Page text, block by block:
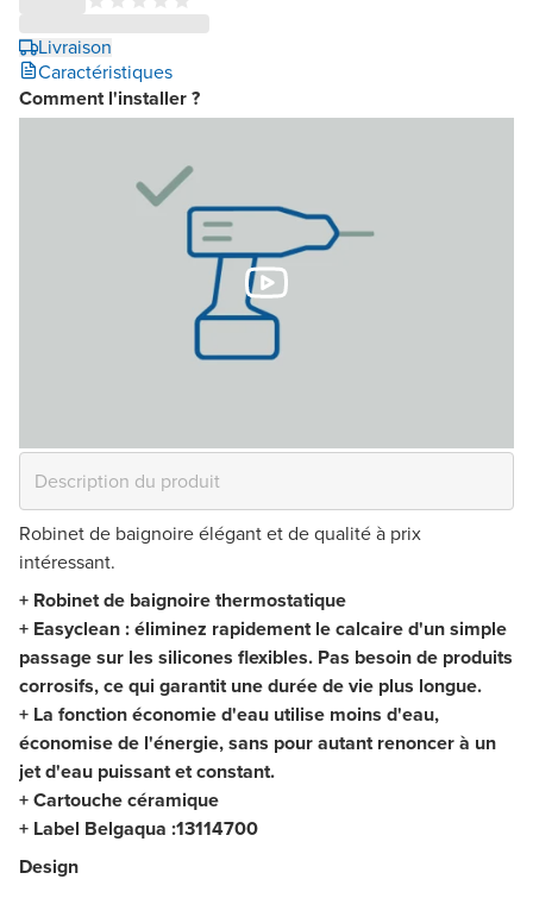
Livraison
Caractéristiques
Comment l'installer ?
Robinet de baignoire élégant et de qualité à prix
intéressant.
+ Robinet de baignoire thermostatique
+ Easyclean : éliminez rapidement le calcaire d'un simple
passage sur les silicones flexibles. Pas besoin de produits
corrosifs, ce qui garantit une durée de vie plus longue.
+ La fonction économie d'eau utilise moins d'eau,
économise de l'énergie, sans pour autant renoncer à un
jet d'eau puissant et constant.
+ Cartouche céramique
+ Label Belgaqua :13114700
Design